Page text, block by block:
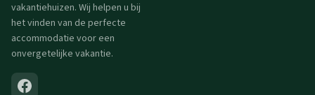
vakantiehuizen. Wij helpen u bij
het vinden van de perfecte
accommodatie voor een
onvergetelijke vakantie.